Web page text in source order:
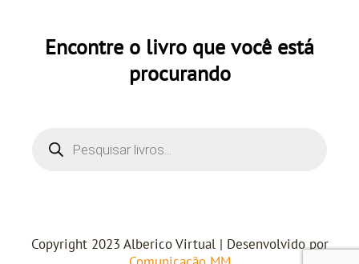
Encontre o livro que você está
procurando
Copyright 2023 Alberico Virtual | Desenvolvido por